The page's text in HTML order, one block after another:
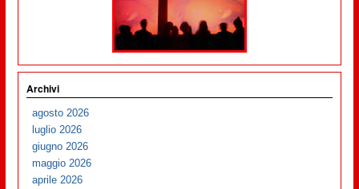
Archivi
agosto 2026
luglio 2026
giugno 2026
maggio 2026
aprile 2026